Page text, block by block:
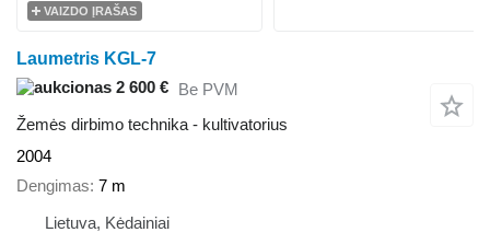
VAIZDO ĮRAŠAS
Laumetris KGL-7
2 600 € Be PVM
Žemės dirbimo technika - kultivatorius
2004
Dengimas 7 m
Lietuva, Kėdainiai